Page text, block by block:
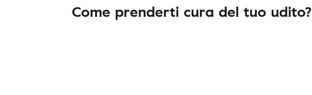
Come prenderti cura del tuo udito?